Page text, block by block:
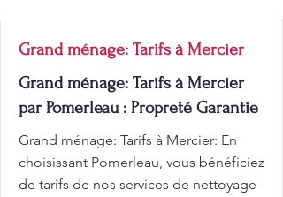
Grand ménage: Tarifs à Mercier
Grand ménage: Tarifs à Mercier
par Pomerleau : Propreté Garantie
Grand ménage: Tarifs à Mercier: En
choisissant Pomerleau, vous bénéficiez
de tarifs de nos services de nettoyage